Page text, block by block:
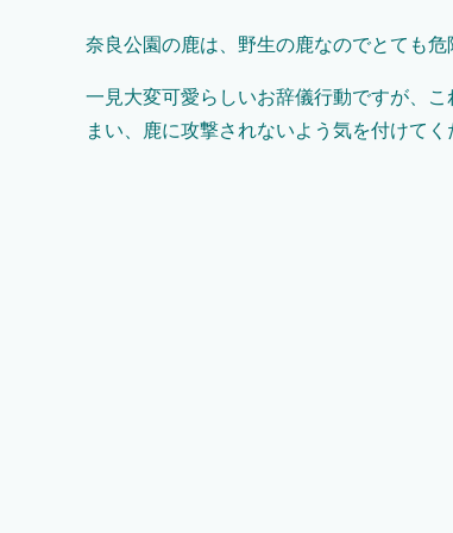
奈良公園の鹿は、野生の鹿なのでとても危
一見大変可愛らしいお辞儀行動ですが、
まい、鹿に攻撃されないよう気を付けてく